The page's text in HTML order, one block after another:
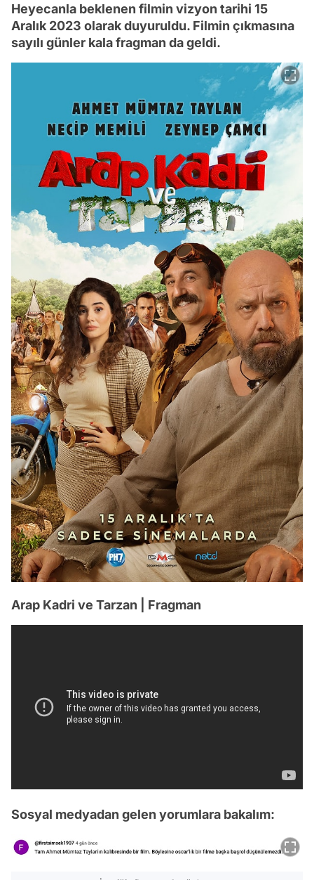
Heyecanla beklenen filmin vizyon tarihi 15
Aralık 2023 olarak duyuruldu. Filmin çıkmasına
sayılı günler kala fragman da geldi.
Arap Kadri ve Tarzan | Fragman
Sosyal medyadan gelen yorumlara bakalım: